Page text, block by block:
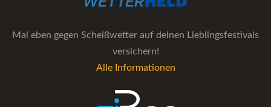
Mal eben gegen Scheißwetter auf deinen Lieblingsfestivals
versichern!
Alle Informationen